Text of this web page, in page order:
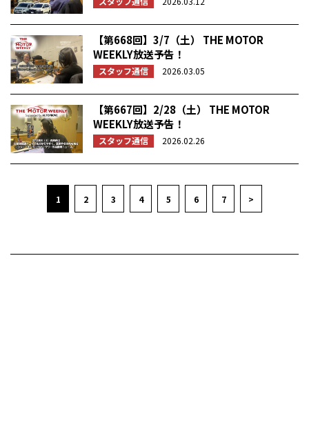
【第668回】3/7（土） THE MOTOR
WEEKLY放送予告！
スタッフ通信 2026.03.05
【第667回】2/28（土） THE MOTOR
WEEKLY放送予告！
スタッフ通信 2026.02.26
1 2 3 4 5 6 7 >